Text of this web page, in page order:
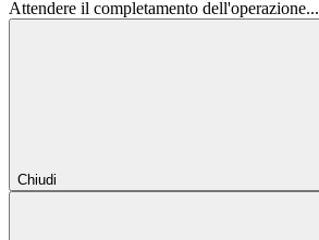
Attendere il completamento dell'operazione...
Chiudi